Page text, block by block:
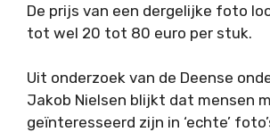
De prijs van een dergelijke foto
tot wel 20 tot 80 euro per stuk.
Uit onderzoek van de Deense
Jakob Nielsen blijkt dat mensen
geïnteresseerd zijn in ‘echte’